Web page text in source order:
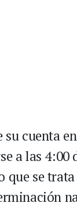
su cuenta
a las 4:00
que se